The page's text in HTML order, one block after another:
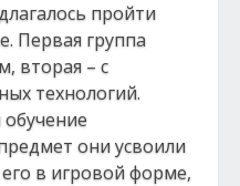
пройти
Первая группа
вторая – с
технологий.
они усвоили
в игровой форме,